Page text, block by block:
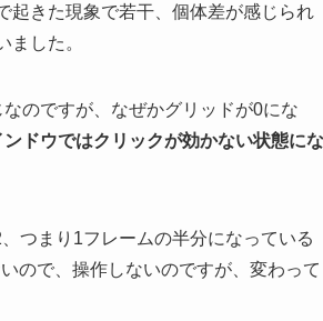
起きた現象で若干、個体差が感じられ
した。
のですが、なぜかグリッドが0にな
ドウではクリックが効かない状態にな
つまり1フレームの半分になっている
ので、操作しないのですが、変わって